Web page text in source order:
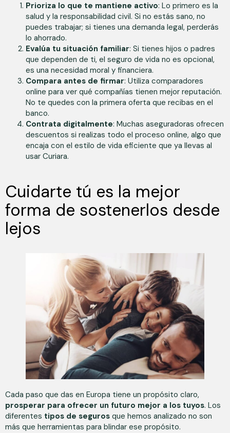
Prioriza lo que te mantiene activo: Lo primero es la
salud y la responsabilidad civil. Si no estás sano, no
puedes trabajar; si tienes una demanda legal, perderás
lo ahorrado.
Evalúa tu situación familiar: Si tienes hijos o padres
que dependen de ti, el seguro de vida no es opcional,
es una necesidad moral y financiera.
Compara antes de firmar: Utiliza comparadores
online para ver qué compañías tienen mejor reputación.
No te quedes con la primera oferta que recibas en el
banco.
Contrata digitalmente: Muchas aseguradoras ofrecen
descuentos si realizas todo el proceso online, algo que
encaja con el estilo de vida eficiente que ya llevas al
usar Curiara.
Cuidarte tú es la mejor
forma de sostenerlos desde
lejos
Cada paso que das en Europa tiene un propósito claro,
prosperar para ofrecer un futuro mejor a los tuyos. Los
diferentes tipos de seguros que hemos analizado no son
más que herramientas para blindar ese propósito.